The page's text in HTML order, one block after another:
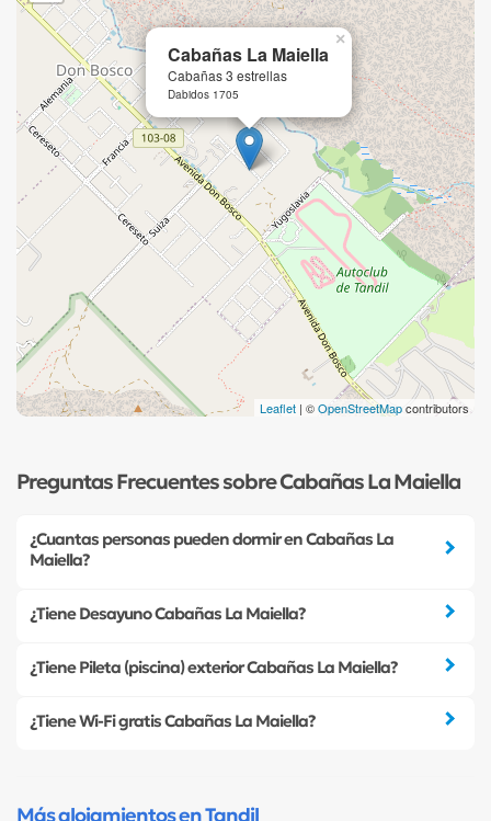
Cabañas La Maiella
Cabañas 3 estrellas
Dabidos 1705
×
Leaflet | ©OpenStreetMapcontributors
Preguntas Frecuentes sobre Cabañas La Maiella
¿Cuantas personas pueden dormir en Cabañas La
Maiella?
¿Tiene Desayuno Cabañas La Maiella?
¿Tiene Pileta (piscina) exterior Cabañas La Maiella?
¿Tiene Wi-Fi gratis Cabañas La Maiella?
Más alojamientos en Tandil